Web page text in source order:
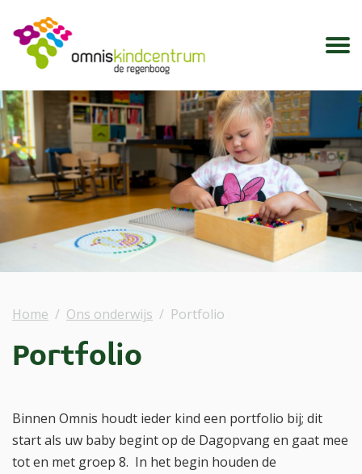
Home Ons onderwijs Portfolio
Portfolio
Binnen Omnis houdt ieder kind een portfolio bij; dit
start als uw baby begint op de Dagopvang en gaat mee
tot en met groep 8. In het begin houden de